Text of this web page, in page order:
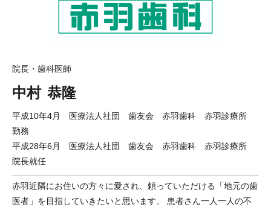
院長・歯科医師
中村 恭隆
平成10年4月 医療法人社団 歯友会 赤羽歯科 赤羽診療所
勤務
平成28年6月 医療法人社団 歯友会 赤羽歯科 赤羽診療所
院長就任
赤羽近隣にお住いの方々に愛され、頼っていただける「地元の歯
医者」を目指していきたいと思います。 患者さん一人一人の不